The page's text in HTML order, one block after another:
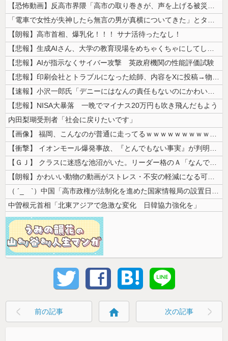
【恐怖動画】反高市界隈「高市の取り巻きが、声を上げる被災地のおばちゃん...
「電車で女性が失神したら無言の男が真横についてきた」とタレントが主張、...
【朗報】高市首相、爆乳化！！！ サナ活待ったなし！
【悲報】生成AIさん、大学の教育現場をめちゃくちゃにしてしまう
【悲報】AIが指示なくサイバー攻撃 英政府機関の性能評価試験
【悲報】印刷会社とトラブルになった絵師、内容をXに投稿→物議を醸すｗｗ...
【速報】小沢一郎氏「デニーにはなんの責任もないのにかわいそう、不幸なこ...
【悲報】NISA大暴落 一晩でマイナス20万円も吹き飛んだもよう
内田梨瑚受刑者「社会に戻りたいです」
【画像】 福岡、こんなのが普通に走ってるｗｗｗｗｗｗｗｗｗｗｗｗｗｗｗ...
【衝撃】 イオンモール爆発事故、『とんでもない事実』が判明してしまう・...
【ＧＪ】 クラスに迷惑な池沼がいた。リーダー格のＡ「なんで支援学級に入...
【朗報】かわいい動物の動画がストレス・不安の軽減になる可能性。英大学の...
（ ´_ゝ`）中国「高市政権が法制化を進めた国家情報局の設置日が7月3...
中曽根元首相「北東アジアで急激な変化 日韓協力強化を」
前の記事 home 次の記事